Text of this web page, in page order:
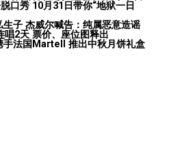
口秀 10月31日带你“地狱一日
生子 杰威尔喊告：纯属恶意造谣
唱2天 票价、座位图释出
手法国Martell 推出中秋月饼礼盒